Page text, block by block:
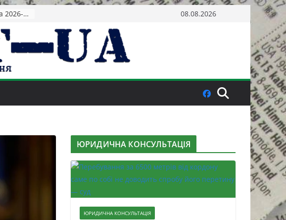
НАТО назвав обсяг допомоги Києву на 2026-2027 роки 08.08.2026
ЮРИДИЧНА КОНСУЛЬТАЦІЯ
ЮРИДИЧНА КОНСУЛЬТАЦІЯ